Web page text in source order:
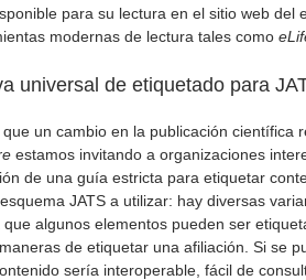
para su lectura en el sitio web del
modernas de lectura tales como
universal de etiquetado para
un cambio en la publicación científica
estamos invitando a organizaciones
de una guía estricta para etiquetar
JATS a utilizar: hay diversas
que algunos elementos pueden ser
de etiquetar una afiliación. Si se
sería interoperable, fácil de